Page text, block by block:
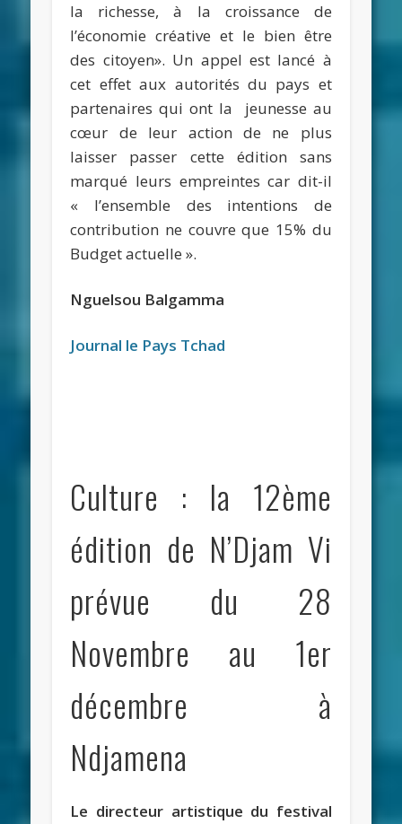
la richesse, à la croissance de
l’économie créative et le bien être
des citoyen». Un appel est lancé à
cet effet aux autorités du pays et
partenaires qui ont la jeunesse au
cœur de leur action de ne plus
laisser passer cette édition sans
marqué leurs empreintes car dit-il
« l’ensemble des intentions de
contribution ne couvre que 15% du
Budget actuelle ».
Nguelsou Balgamma
Journal le Pays Tchad
Culture : la 12ème
édition de N’Djam Vi
prévue du 28
Novembre au 1er
décembre à
Ndjamena
Le directeur artistique du festival